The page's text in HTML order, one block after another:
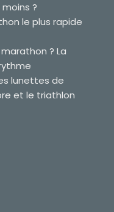
?
le plus rapide
? La
lunettes de
et le triathlon